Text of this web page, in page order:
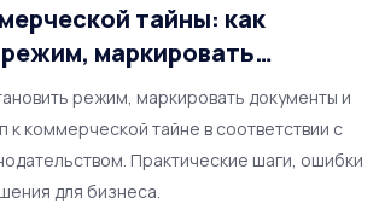
тайны: как
маркировать
доступ
режим, маркировать документы и
к коммерческой тайне в соответствии с
Практические шаги, ошибки
для бизнеса.